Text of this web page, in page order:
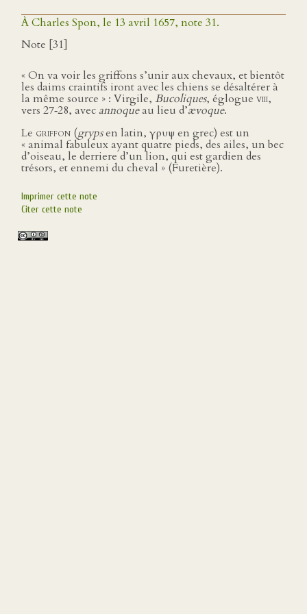
À Charles Spon, le 13 avril 1657, note 31.
Note [31]
« On va voir les griffons s’unir aux chevaux, et bientôt
les daims craintifs iront avec les chiens se désaltérer à
la même source » : Virgile, Bucoliques, églogue viii,
vers 27‑28, avec annoqueau lieu d’ævoque.
Le griffon (grypsen latin, γρυψ en grec) est un
« animal fabuleux ayant quatre pieds, des ailes, un bec
d’oiseau, le derriere d’un lion, qui est gardien des
trésors, et ennemi du cheval » (Furetière).
Imprimer cette note
Citer cette note